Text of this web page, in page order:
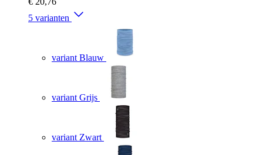
5 varianten
variant Blauw
variant Grijs
variant Zwart